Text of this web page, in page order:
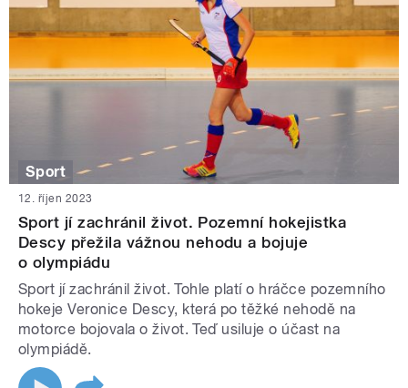
Sport
12. říjen 2023
Sport jí zachránil život. Pozemní hokejistka
Descy přežila vážnou nehodu a bojuje
o olympiádu
Sport jí zachránil život. Tohle platí o hráčce pozemního
hokeje Veronice Descy, která po těžké nehodě na
motorce bojovala o život. Teď usiluje o účast na
olympiádě.